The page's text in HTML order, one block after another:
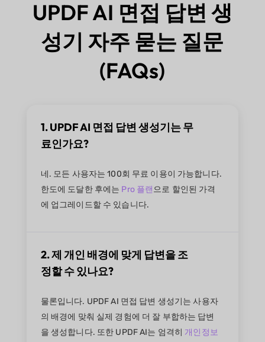
UPDF AI 면접 답변 생
성기 자주 묻는 질문
(FAQs)
1. UPDF AI 면접 답변 생성기는 무
료인가요?
네. 모든 사용자는 100회 무료 이용이 가능합니다.
한도에 도달한 후에는 Pro 플랜으로 할인된 가격
에 업그레이드할 수 있습니다.
2. 제 개인 배경에 맞게 답변을 조
정할 수 있나요?
물론입니다. UPDF AI 면접 답변 생성기는 사용자
의 배경에 맞춰 실제 경험에 더 잘 부합하는 답변
을 생성합니다. 또한 UPDF AI는 엄격히 개인정보